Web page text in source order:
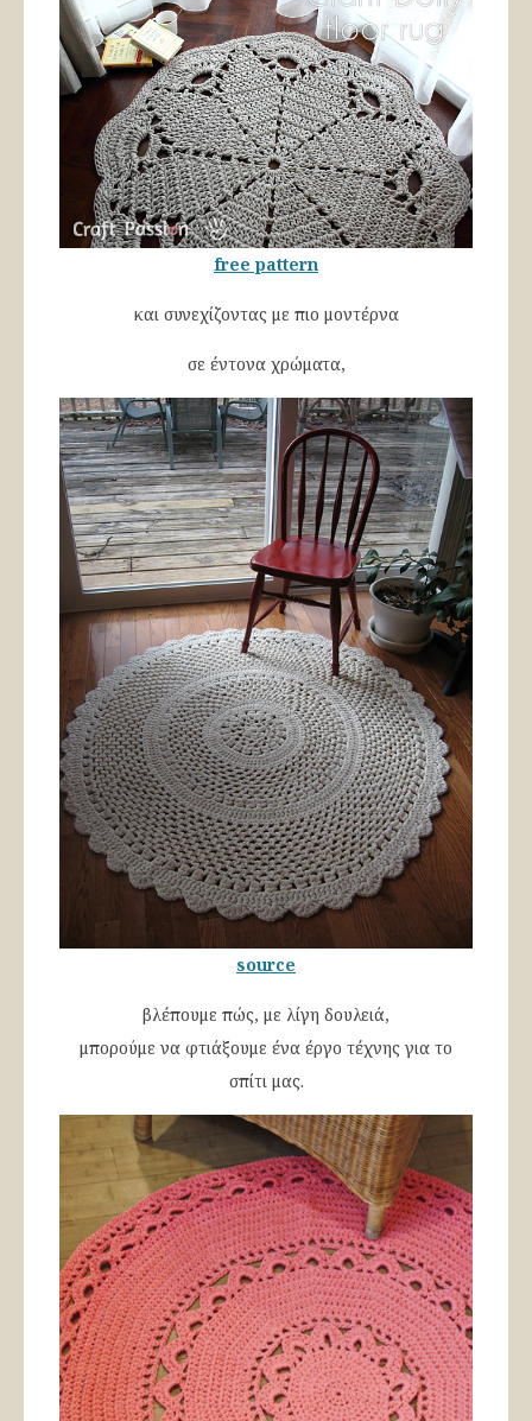
free pattern
και συνεχίζοντας με πιο μοντέρνα
σε έντονα χρώματα,
source
βλέπουμε πώς, με λίγη δουλειά,
μπορούμε να φτιάξουμε ένα έργο τέχνης για το
σπίτι μας.